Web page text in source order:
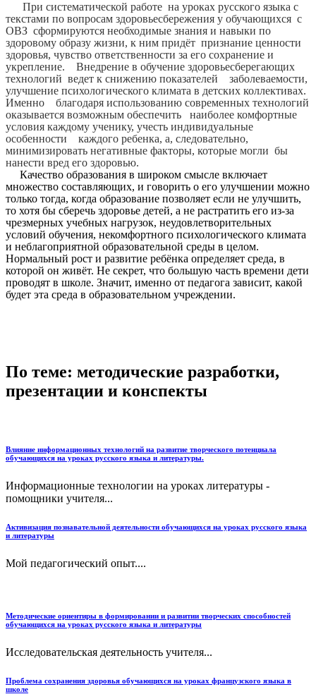
При систематической работе на уроках русского языка с
текстами по вопросам здоровьесбережения у обучающихся с
ОВЗ сформируются необходимые знания и навыки по
здоровому образу жизни, к ним придёт признание ценности
здоровья, чувство ответственности за его сохранение и
укрепление. Внедрение в обучение здоровьесберегающих
технологий ведет к снижению показателей заболеваемости,
улучшение психологического климата в детских коллективах.
Именно благодаря использованию современных технологий
оказывается возможным обеспечить наиболее комфортные
условия каждому ученику, учесть индивидуальные
особенности каждого ребенка, а, следовательно,
минимизировать негативные факторы, которые могли бы
нанести вред его здоровью.
Качество образования в широком смысле включает
множество составляющих, и говорить о его улучшении можно
только тогда, когда образование позволяет если не улучшить,
то хотя бы сберечь здоровье детей, а не растратить его из-за
чрезмерных учебных нагрузок, неудовлетворительных
условий обучения, некомфортного психологического климата
и неблагоприятной образовательной среды в целом.
Нормальный рост и развитие ребёнка определяет среда, в
которой он живёт. Не секрет, что большую часть времени дети
проводят в школе. Значит, именно от педагога зависит, какой
будет эта среда в образовательном учреждении.
По теме: методические разработки,
презентации и конспекты
Влияние информационных технологий на развитие творческого потенциала
обучающихся на уроках русского языка и литературы.
Информационные технологии на уроках литературы -
помощники учителя...
Активизация познавательной деятельности обучающихся на уроках русского языка
и литературы
Мой педагогический опыт....
Методические ориентиры в формировании и развитии творческих способностей
обучающихся на уроках русского языка и литературы
Исследовательская деятельность учителя...
Проблема сохранения здоровья обучающихся на уроках французского языка в
школе